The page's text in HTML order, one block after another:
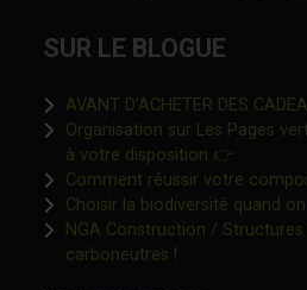
SUR LE BLOGUE
AVANT D’ACHETER DES
Organisation sur Les Pages
à votre disposition 👉Ce lien
Comment réussir votre
Choisir la biodiversité quand
NGA Construction /
carboneutres !Ce lien s'ouvrira